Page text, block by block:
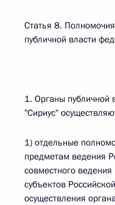
Статья 8.
публичной власти
1. Органы публичной
"Сириус"
1) отдельные
предметам ведения
совместного
субъектов
осуществления